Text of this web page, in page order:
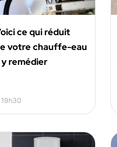
ce qui réduit
votre chauffe-eau
remédier